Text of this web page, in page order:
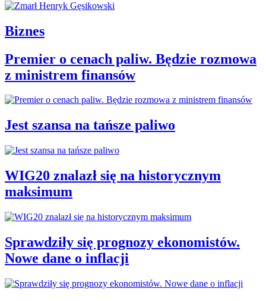
Biznes
Premier o cenach paliw. Będzie rozmowa
z ministrem finansów
Jest szansa na tańsze paliwo
WIG20 znalazł się na historycznym
maksimum
Sprawdziły się prognozy ekonomistów.
Nowe dane o inflacji